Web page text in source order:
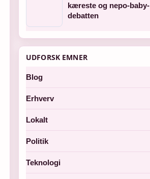
kæreste og nepo-baby-
debatten
UDFORSK EMNER
Blog
Erhverv
Lokalt
Politik
Teknologi